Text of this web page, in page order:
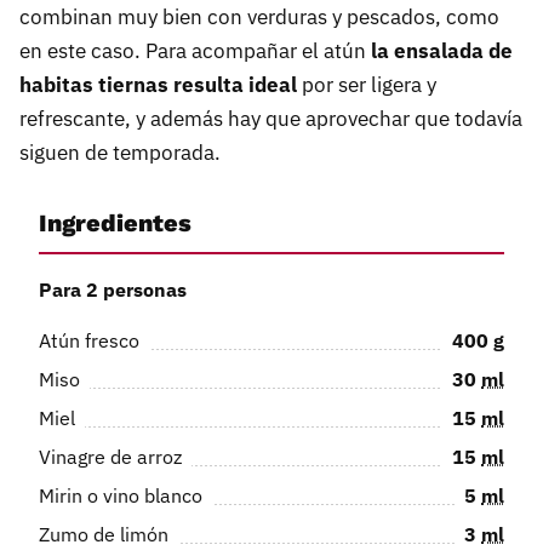
combinan muy bien con verduras y pescados, como
en este caso. Para acompañar el atún la ensalada de
habitas tiernas resulta ideal por ser ligera y
refrescante, y además hay que aprovechar que todavía
siguen de temporada.
Ingredientes
Para 2 personas
Atún fresco 400 g
Miso
30 ml
Miel
15 ml
Vinagre de arroz
15 ml
Mirin o vino blanco
5 ml
Zumo de limón
3 ml